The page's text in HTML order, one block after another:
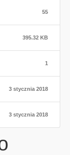
55
395.32 KB
1
3 stycznia 2018
3 stycznia 2018